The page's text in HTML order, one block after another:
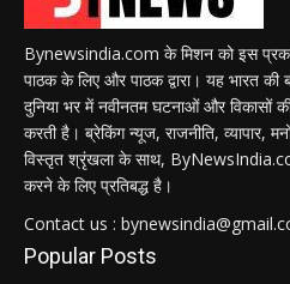
Bynewsindia.com के मिशन को इस
पाठक के लिए और पाठक द्वारा। यह भारत
दुनिया भर में नवीनतम घटनाओं और विकासों
करती है। ब्रेकिंग न्यूज, राजनीति, व्यापार,
विस्तृत श्रृंखला के साथ, ByNewsIndia.com
करने के लिए प्रतिबद्ध है।
Contact us :
Popular Posts